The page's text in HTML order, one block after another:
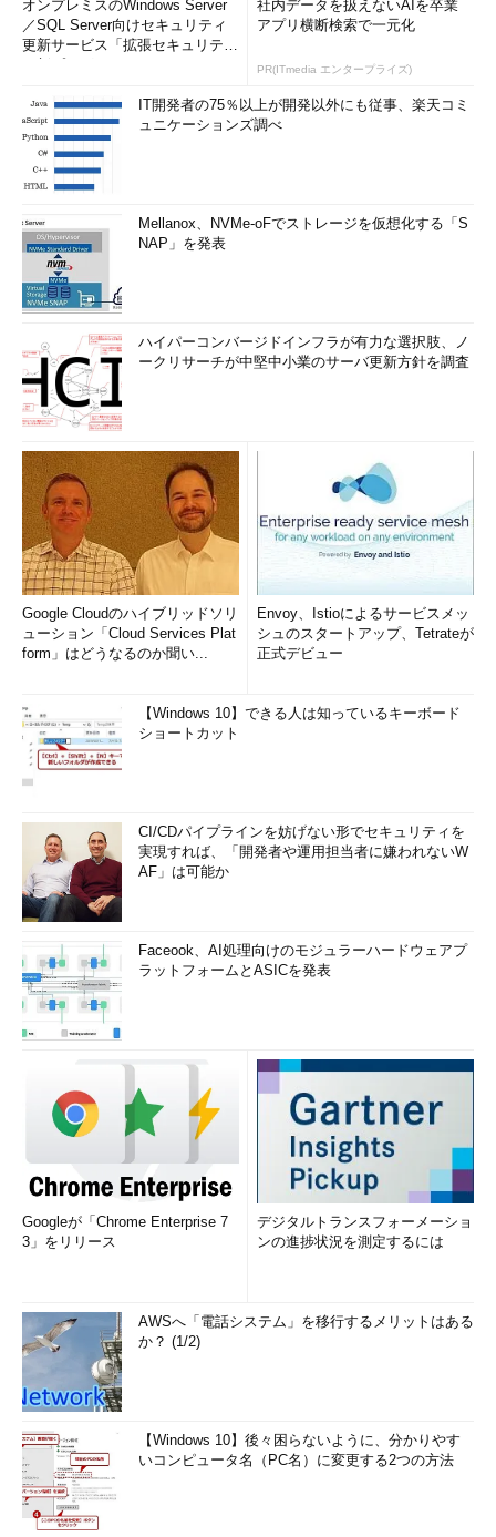
オンプレミスのWindows Server
／SQL Server向けセキュリティ
更新サービス「拡張セキュリティ
社内データを扱えないAIを卒業
アプリ横断検索で一元化
PR(ITmedia エンタープライズ)
IT開発者の75％以上が開発以外にも従事、楽天コミ
ュニケーションズ調べ
Mellanox、NVMe-oFでストレージを仮想化する「S
NAP」を発表
ハイパーコンバージドインフラが有力な選択肢、ノ
ークリサーチが中堅中小業のサーバ更新方針を調査
Google Cloudのハイブリッドソリ
ューション「Cloud Services Plat
form」はどうなるのか聞い...
Envoy、Istioによるサービスメッ
シュのスタートアップ、Tetrateが
正式デビュー
【Windows 10】できる人は知っているキーボード
ショートカット
CI/CDパイプラインを妨げない形でセキュリティを
実現すれば、「開発者や運用担当者に嫌われないW
AF」は可能か
Faceook、AI処理向けのモジュラーハードウェアプ
ラットフォームとASICを発表
Googleが「Chrome Enterprise 7
3」をリリース
デジタルトランスフォーメーショ
ンの進捗状況を測定するには
AWSへ「電話システム」を移行するメリットはある
か？ (1/2)
【Windows 10】後々困らないように、分かりやす
いコンピュータ名（PC名）に変更する2つの方法